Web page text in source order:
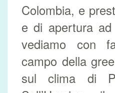
Colombia, e
e di apertura
vediamo con
campo della
sul clima di